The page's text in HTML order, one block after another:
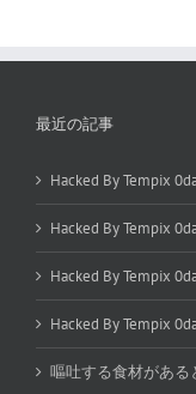
最近の記事
Hacked By Tempix
Hacked By Tempix
Hacked By Tempix
Hacked By Tempix
嘔吐する食材がある